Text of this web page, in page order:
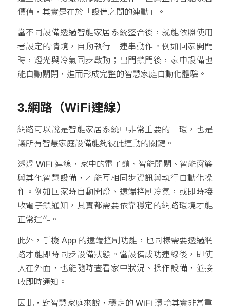
價值，其實是在於「設備之間的連動」。
當不同設備透過智能家居系統整合後，就能依照使用
者設定的情境，自動執行一連串動作。例如回家開門
時，燈光與冷氣同步啟動；出門鎖門後，家中設備也
能自動關閉，進而形成完整的智慧家庭自動化體驗。
3.網路（WiFi連線）
網路可以說是智能家居系統中非常重要的一環，也是
讓所有智慧家庭設備能夠彼此連動的關鍵。
透過 WiFi 連線，家中的電子鎖、智能開關、智能窗簾
與其他智慧設備，才能互相同步資訊與執行自動化操
作。例如回家時自動開燈、遠端控制冷氣，或即時接
收電子鎖通知，其實都需要依靠穩定的網路環境才能
正常運作。
此外，手機 App 的遠端控制功能，也同樣需要透過網
路才能即時同步設備狀態。當設備成功連線後，即使
人在外面，也能隨時查看家中狀況、操作設備，並接
收即時通知。
因此，對智慧家庭來說，穩定的 WiFi 環境其實非常重